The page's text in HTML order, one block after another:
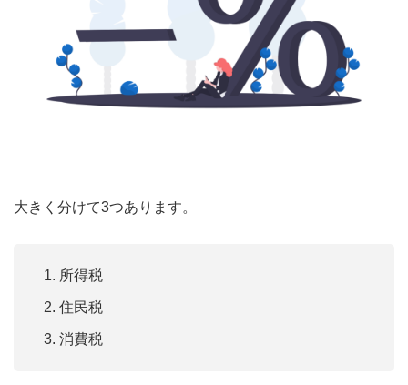
大きく分けて3つあります。
所得税
住民税
消費税